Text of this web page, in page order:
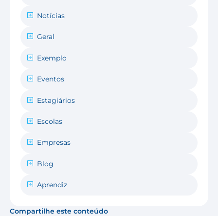
Notícias
Geral
Exemplo
Eventos
Estagiários
Escolas
Empresas
Blog
Aprendiz
Compartilhe este conteúdo